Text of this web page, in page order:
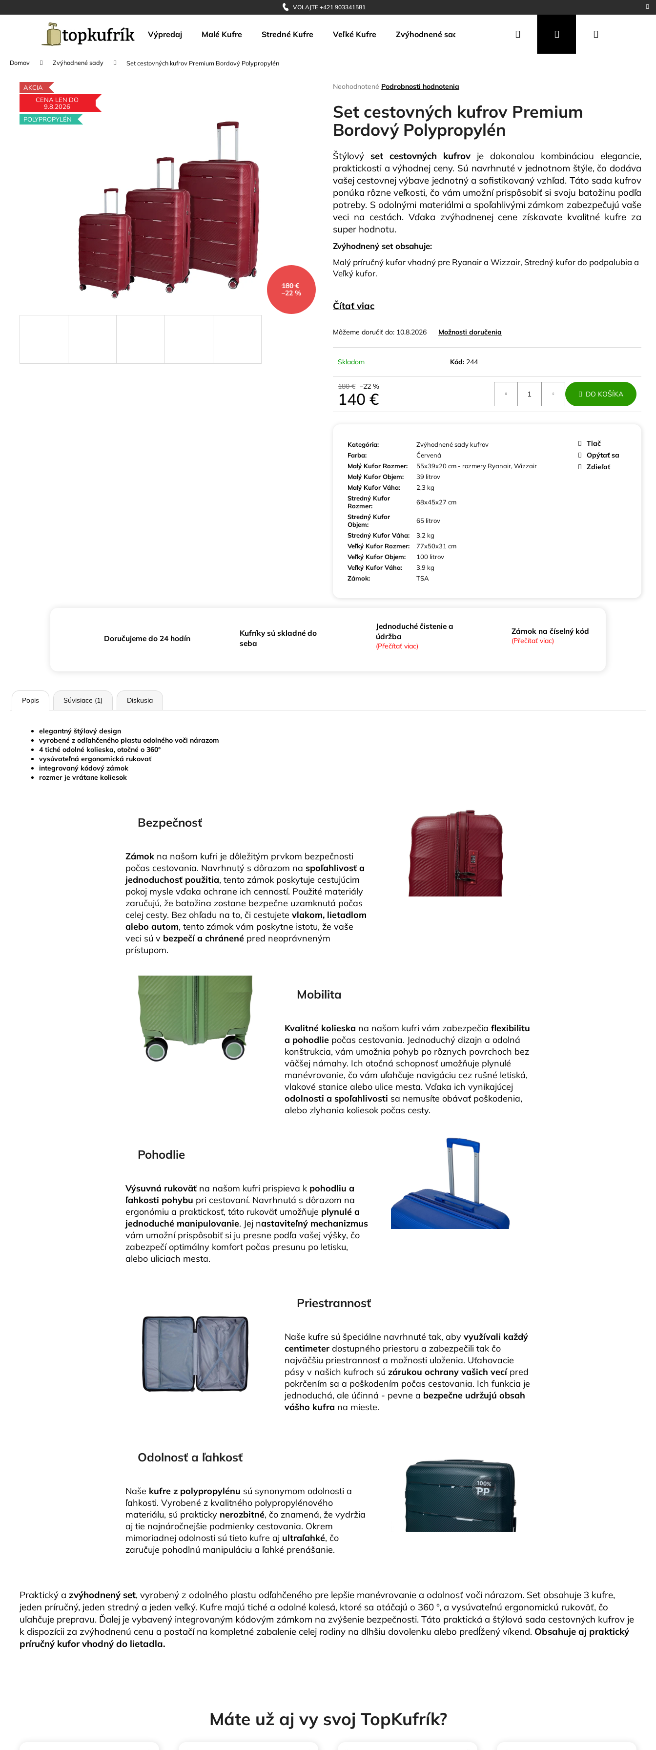
na
VOLAJTE +421 903341581
Výpredaj Malé Kufre Stredné Kufre Veľké Kufre Zvýhodnené sady Hľadať PrihlásenieNákupný
Domov Zvýhodnené sady Set cestovných kufrov Premium Bordový Polypropylén
Priemerné
produktu
je
0,0
hviezdičiek.
Neohodnotené Podrobnosti hodnotenia
Set cestovných kufrov Premium
Bordový Polypropylén
Štýlový set cestovných kufrov je dokonalou kombináciou elegancie,
praktickosti a výhodnej ceny. Sú navrhnuté v jednotnom štýle, čo dodáva
vašej cestovnej výbave jednotný a sofistikovaný vzhľad. Táto sada kufrov
ponúka rôzne veľkosti, čo vám umožní prispôsobiť si svoju batožinu podľa
potreby. S odolnými materiálmi a spoľahlivými zámkom zabezpečujú vaše
veci na cestách. Vďaka zvýhodnenej cene získavate kvalitné kufre za
super hodnotu.
Zvýhodnený set obsahuje:
Malý príručný kufor vhodný pre Ryanair a Wizzair, Stredný kufor do podpalubia a
Veľký kufor.
Čítať viac
Môžeme doručiť do: 10.8.2026 Možnosti doručenia
Skladom Kód: 244
180 € –22 %
140 €
Jednotková
DO KOŠÍKA
Kategória:
Zvýhodnené sady kufrov
Farba:
Červená
Malý Kufor Rozmer:
55x39x20 cm - rozmery Ryanair, Wizzair
Malý Kufor Objem:
39 litrov
Malý Kufor Váha:
2,3 kg
Stredný Kufor
Rozmer:
68x45x27 cm
Stredný Kufor
Objem:
65 litrov
Stredný Kufor Váha:
3,2 kg
Veľký Kufor Rozmer:
77x50x31 cm
Veľký Kufor Objem:
100 litrov
Veľký Kufor Váha:
3,9 kg
Zámok: TSA
Tlač
Opýtať sa
Zdieľať
AKCIA
CENA LEN DO
9.8.2026
POLYPROPYLÉN
180 €
–22 %
Doručujeme do 24 hodín
Kufríky sú skladné do
seba
Jednoduché čistenie a
údržba
(Přečítať viac)
Zámok na číselný kód
(Přečítať viac)
Popis Súvisiace (1) Diskusia
elegantný štýlový design
vyrobené z odľahčeného plastu odolného voči nárazom
4 tiché odolné kolieska, otočné o 360°
vysúvateľná ergonomická rukovať
integrovaný kódový zámok
rozmer je vrátane koliesok
Bezpečnosť
Zámok na našom kufri je dôležitým prvkom bezpečnosti
počas cestovania. Navrhnutý s dôrazom na spoľahlivosť a
jednoduchosť použitia, tento zámok poskytuje cestujúcim
pokoj mysle vďaka ochrane ich cenností. Použité materiály
zaručujú, že batožina zostane bezpečne uzamknutá počas
celej cesty. Bez ohľadu na to, či cestujetevlakom, lietadlom
alebo autom, tento zámok vám poskytne istotu, že vaše
veci sú v bezpečí a chránené pred neoprávneným
prístupom.
Mobilita
Kvalitné kolieska na našom kufri vám zabezpečiaflexibilitu
a pohodlie počas cestovania. Jednoduchý dizajn a odolná
konštrukcia, vám umožnia pohyb po rôznych povrchoch bez
väčšej námahy. Ich otočná schopnosť umožňuje plynulé
manévrovanie, čo vám uľahčuje navigáciu cez rušné letiská,
vlakové stanice alebo ulice mesta. Vďaka ich vynikajúcej
odolnosti a spoľahlivosti sa nemusíte obávať poškodenia,
alebo zlyhania koliesok počas cesty.
Pohodlie
Výsuvná rukoväť na našom kufri prispieva k pohodliu a
ľahkosti pohybu pri cestovaní. Navrhnutá s dôrazom na
ergonómiu a praktickosť, táto rukoväť umožňuje plynulé a
jednoduché manipulovanie. Jej nastaviteľný mechanizmus
vám umožní prispôsobiť si ju presne podľa vašej výšky, čo
zabezpečí optimálny komfort počas presunu po letisku,
alebo uliciach mesta.
Priestrannosť
Naše kufre sú špeciálne navrhnuté tak, abyvyužívali každý
centimeter dostupného priestoru a zabezpečili tak čo
najväčšiu priestrannosť a možnosti uloženia. Uťahovacie
pásy v našich kufroch súzárukou ochrany vašich vecípred
pokrčením sa a poškodením počas cestovania. Ich funkcia je
jednoduchá, ale účinná - pevne a bezpečne udržujú obsah
vášho kufra na mieste.
Odolnosť a ľahkosť
Naše kufre z polypropylénu sú synonymom odolnosti a
ľahkosti. Vyrobené z kvalitného polypropylénového
materiálu, sú prakticky nerozbitné, čo znamená, že vydržia
aj tie najnáročnejšie podmienky cestovania. Okrem
mimoriadnej odolnosti sú tieto kufre aj ultraľahké, čo
zaručuje pohodlnú manipuláciu a ľahké prenášanie.
Praktický a zvýhodnený set, vyrobený z odolného plastu odľahčeného pre lepšie manévrovanie a odolnosť voči nárazom. Set obsahuje 3 kufre,
jeden príručný, jeden stredný a jeden veľký. Kufre majú tiché a odolné kolesá, ktoré sa otáčajú o 360 °, a vysúvateľnú ergonomickú rukoväť, čo
uľahčuje prepravu. Ďalej je vybavený integrovaným kódovým zámkom na zvýšenie bezpečnosti. Táto praktická a štýlová sada cestovných kufrov je
k dispozícii za zvýhodnenú cenu a postačí na kompletné zabalenie celej rodiny na dlhšiu dovolenku alebo predĺžený víkend. Obsahuje aj praktický
príručný kufor vhodný do lietadla.
Máte už aj vy svoj TopKufrík?
o
Späť
Späť
HĽADAŤ
ZVÝHODNENÁ SADA OCHRANNÝCH
OBALOV NA SADU KUFROV
SET CESTOVNÝCH KUFROV PREMIUM
BÉŽOVÝ POLYPROPYLÉN
Pôvodne:
180 €
SET CESTOVNÝCH KUFROV PREMIUM
SMARAGDOVÝ POLYPROPYLÉN
120 €
Pôvodne:
180 €